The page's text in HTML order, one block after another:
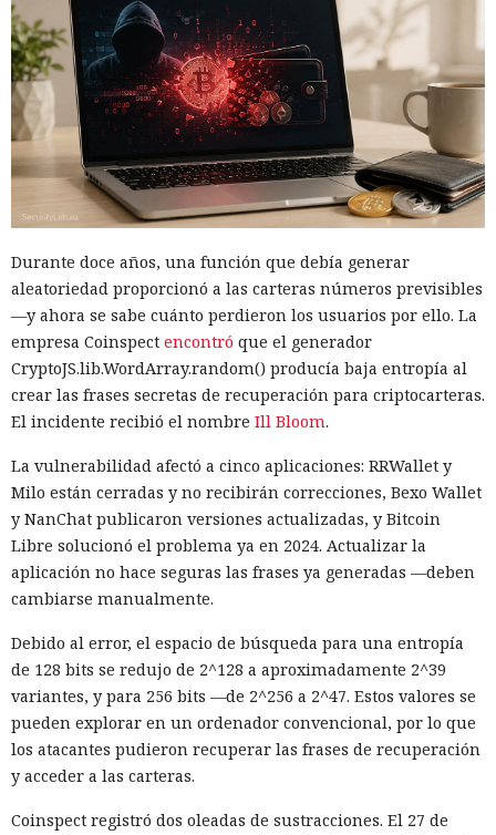
Durante doce años, una función que debía generar
aleatoriedad proporcionó a las carteras números previsibles
—y ahora se sabe cuánto perdieron los usuarios por ello. La
empresa Coinspect encontró que el generador
CryptoJS.lib.WordArray.random() producía baja entropía al
crear las frases secretas de recuperación para criptocarteras.
El incidente recibió el nombre Ill Bloom.
La vulnerabilidad afectó a cinco aplicaciones: RRWallet y
Milo están cerradas y no recibirán correcciones, Bexo Wallet
y NanChat publicaron versiones actualizadas, y Bitcoin
Libre solucionó el problema ya en 2024. Actualizar la
aplicación no hace seguras las frases ya generadas —deben
cambiarse manualmente.
Debido al error, el espacio de búsqueda para una entropía
de 128 bits se redujo de 2^128 a aproximadamente 2^39
variantes, y para 256 bits —de 2^256 a 2^47. Estos valores se
pueden explorar en un ordenador convencional, por lo que
los atacantes pudieron recuperar las frases de recuperación
y acceder a las carteras.
Coinspect registró dos oleadas de sustracciones. El 27 de